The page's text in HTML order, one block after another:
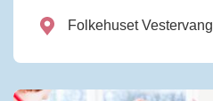
Folkehuset Vestervang